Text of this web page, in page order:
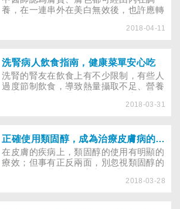
養，在一連串外在美白無效後，也許應轉
問題一直困擾著人類的生活。而若擁有著
度，往往會影響女性帶給別人的觀感，無
怪乎許多人為了達成「美白」效果，無所
不用其極，從以小黃瓜、檸檬片敷臉、服
用維他命Ｃ，到接受時下最流行的雷射治
療等等，均驗證了古老審美觀所言的「一
2018-04-11
洗腎病人飲食指南，健康菜單安心吃
洗腎的腎友在飲食上有不少限制，有些人
過度節制飲食，導致熱量攝取不足、營養
尿素氮及鉀，反而增加腎臟負擔。究竟洗
2018-03-31
正確使用類固醇，成為治療皮膚病的仙丹
在皮膚的疾病上，類固醇的使用有明顯的
療效；但事有正反兩面，別忽視類固醇的
通稱為美國仙丹，臨床使用上具有相當明
2018-03-28